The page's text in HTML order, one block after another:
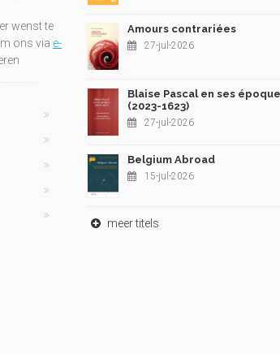
wenst te
ons via e-
Amours contrariées
27-jul-2026
Blaise Pascal en ses
(2023-1623)
27-jul-2026
Belgium Abroad
15-jul-2026
meer titels